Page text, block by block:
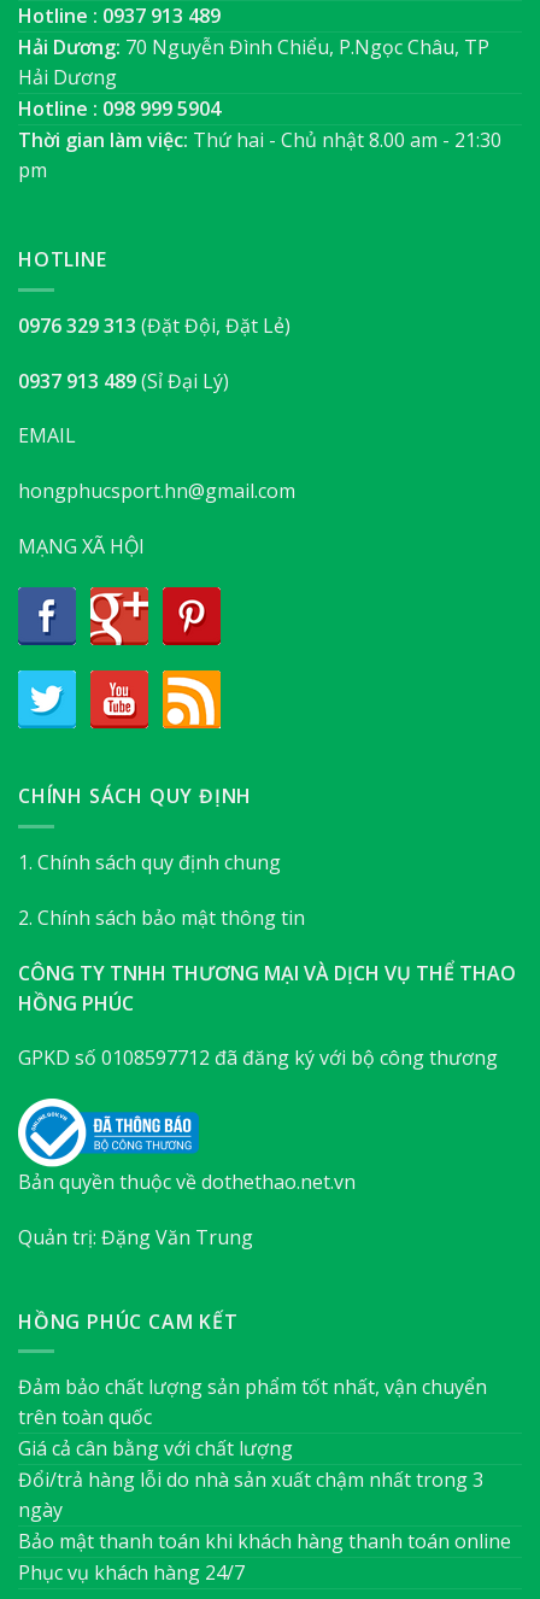
Hotline : 0937 913 489
Hải Dương: 70 Nguyễn Đình Chiểu, P.Ngọc Châu, TP
Hải Dương
Hotline : 098 999 5904
Thời gian làm việc: Thứ hai - Chủ nhật 8.00 am - 21:30
pm
HOTLINE
0976 329 313 (Đặt Đội, Đặt Lẻ)
0937 913 489(Sỉ Đại Lý)
EMAIL
hongphucsport.hn@gmail.com
MẠNG XÃ HỘI
CHÍNH SÁCH QUY ĐỊNH
1. Chính sách quy định chung
2. Chính sách bảo mật thông tin
CÔNG TY TNHH THƯƠNG MẠI VÀ DỊCH VỤ THỂ THAO
HỒNG PHÚC
GPKD số 0108597712 đã đăng ký với bộ công thương
Bản quyền thuộc về dothethao.net.vn
Quản trị: Đặng Văn Trung
HỒNG PHÚC CAM KẾT
Đảm bảo chất lượng sản phẩm tốt nhất, vận chuyển
trên toàn quốc
Giá cả cân bằng với chất lượng
Đổi/trả hàng lỗi do nhà sản xuất chậm nhất trong 3
ngày
Bảo mật thanh toán khi khách hàng thanh toán online
Phục vụ khách hàng 24/7